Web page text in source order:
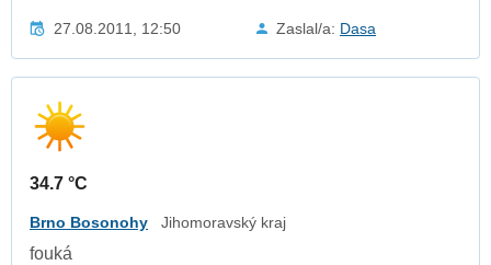
27.08.2011, 12:50 Zaslal/a: Dasa
34.7 °C
Brno Bosonohy Jihomoravský kraj
fouká